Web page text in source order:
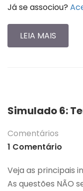
Já se associou?
LEIA MAIS
Simulado 6:
Comentários
1 Comentário
Veja as principais
As questões NÃO